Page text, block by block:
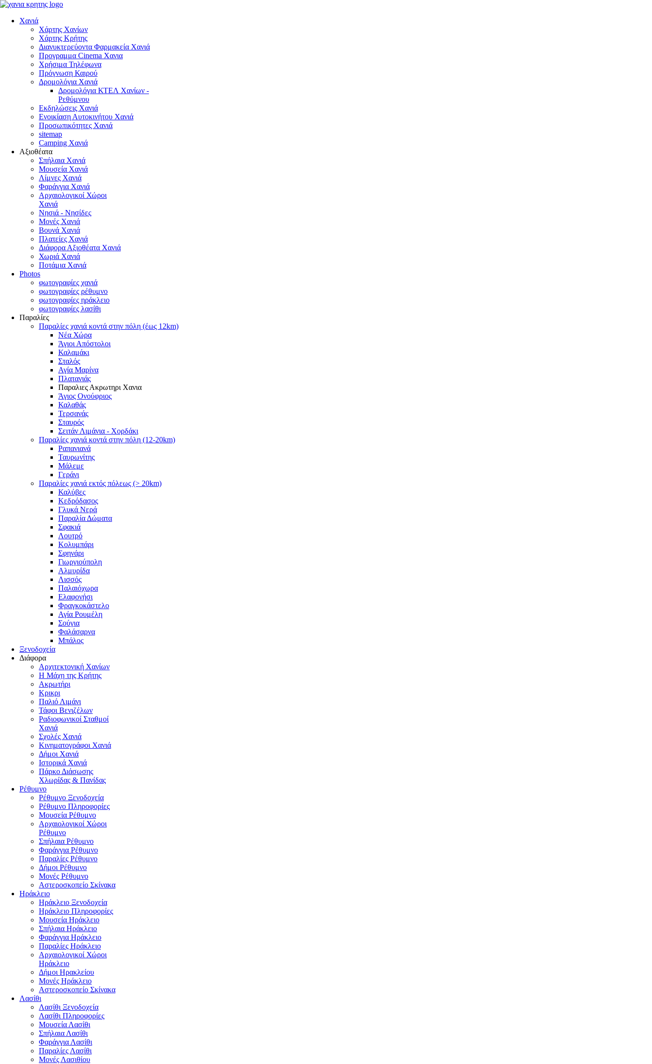
Χανιά
Χάρτης Χανίων
Χάρτης Κρήτης
Διανυκτερεύοντα Φαρμακεία Χανιά
Προγραμμα Cinema Χανια
Χρήσιμα Τηλέφωνα
Πρόγνωση Καιρού
Δρομολόγια Χανιά
Δρομολόγια ΚΤΕΛ Χανίων -
Ρεθύμνου
Εκδηλώσεις Χανιά
Ενοικίαση Αυτοκινήτου Χανιά
Προσωπικότητες Χανιά
sitemap
Camping Χανιά
Αξιοθέατα
Σπήλαια Χανιά
Μουσεία Χανιά
Λίμνες Χανιά
Φαράγγια Χανιά
Αρχαιολογικοί Χώροι
Χανιά
Νησιά - Νησίδες
Μονές Χανιά
Βουνά Χανιά
Πλατείες Χανιά
Διάφορα Αξιοθέατα Χανιά
Χωριά Χανιά
Ποτάμια Χανιά
Photos
φωτογραφίες χανιά
φωτογραφίες ρέθυμνο
φωτογραφίες ηράκλειο
φωτογραφίες λασίθι
Παραλίες
Παραλίες χανιά κοντά στην πόλη (έως 12km)
Νέα Χώρα
Άγιοι Απόστολοι
Καλαμάκι
Σταλός
Αγία Μαρίνα
Πλατανιάς
Παραλιες Ακρωτηρι Χανια
Άγιος Ονούφριος
Καλαθάς
Τερσανάς
Σταυρός
Σειτάν Λιμάνια - Χορδάκι
Παραλίες χανιά κοντά στην πόλη (12-20km)
Ραπανιανά
Ταυρωνίτης
Μάλεμε
Γεράνι
Παραλίες χανιά εκτός πόλεως (> 20km)
Καλύβες
Κεδρόδασος
Γλυκά Νερά
Παραλία Δώματα
Σφακιά
Λουτρό
Κολυμπάρι
Σφηνάρι
Γιωργιούπολη
Αλμυρίδα
Λισσός
Παλαιόχωρα
Ελαφονήσι
Φραγκοκάστελο
Αγία Ρουμέλη
Σούγια
Φαλάσαρνα
Μπάλος
Ξενοδοχεία
Διάφορα
Αρχιτεκτονική Χανίων
Η Μάχη της Κρήτης
Ακρωτήρι
Κρικρι
Παλιό Λιμάνι
Τάφοι Βενιζέλων
Ραδιοφωνικοί Σταθμοί
Χανιά
Σχολές Χανιά
Κινηματογράφοι Χανιά
Δήμοι Χανιά
Ιστορικά Χανιά
Πάρκο Διάσωσης
Χλωρίδας & Πανίδας
Ρέθυμνο
Ρέθυμνο Ξενοδοχεία
Ρέθυμνο Πληροφορίες
Μουσεία Ρέθυμνο
Αρχαιολογικοί Χώροι
Ρέθυμνο
Σπήλαια Ρέθυμνο
Φαράγγια Ρέθυμνο
Παραλίες Ρέθυμνο
Δήμοι Ρέθυμνο
Μονές Ρέθυμνο
Αστεροσκοπείο Σκίνακα
Ηράκλειο
Ηράκλειο Ξενοδοχεία
Ηράκλειο Πληροφορίες
Μουσεία Ηράκλειο
Σπήλαια Ηράκλειο
Φαράγγια Ηράκλειο
Παραλίες Ηράκλειο
Αρχαιολογικοί Χώροι
Ηράκλειο
Δήμοι Ηρακλείου
Μονές Ηράκλειο
Αστεροσκοπείο Σκίνακα
Λασίθι
Λασίθι Ξενοδοχεία
Λασίθι Πληροφορίες
Μουσεία Λασίθι
Σπήλαια Λασίθι
Φαράγγια Λασίθι
Παραλίες Λασίθι
Μονές Λασιθίου